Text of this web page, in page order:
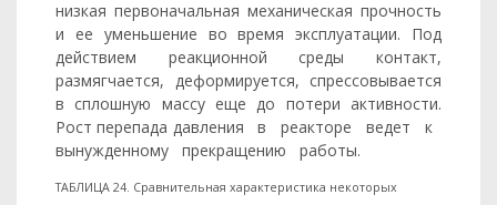
низкая первоначальная механическая прочность
и ее уменьшение во время эксплуатации. Под
действием реакционной среды контакт,
размягчается, деформируется, спрессовывается
в сплошную массу еще до потери активности.
Рост перепада давле­ния в реакторе ведет к
вынужденному прекращению работы.
ТАБЛИЦА 24. Сравнительная характеристика некоторых